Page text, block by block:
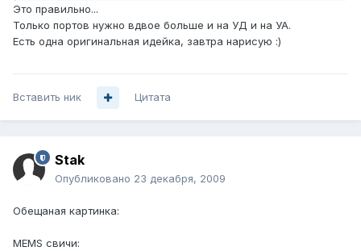
Это правильно...
Только портов нужно вдвое больше и на УД и на УА.
Есть одна оригинальная идейка, завтра нарисую :)
Вставить ник Цитата
Stak
Опубликовано 23 декабря, 2009
Обещаная картинка:
МЕМS свичи: